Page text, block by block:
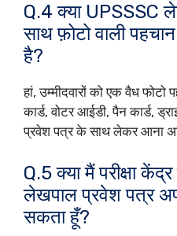
Q.4 क्या UPSSSC
साथ फ़ोटो वाली
है?
हां, उम्मीदवारों को एक वैध
कार्ड, वोटर आईडी, पैन कार्ड,
प्रवेश पत्र के साथ लेकर आना
Q.5 क्या मैं परीक्षा
लेखपाल प्रवेश पत्र
सकता हूँ?